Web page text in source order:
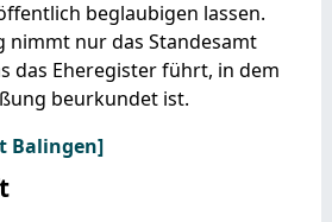
beglaubigen lassen.
nimmt nur das Standesamt
das Eheregister führt, in dem
beurkundet ist.
Balingen]